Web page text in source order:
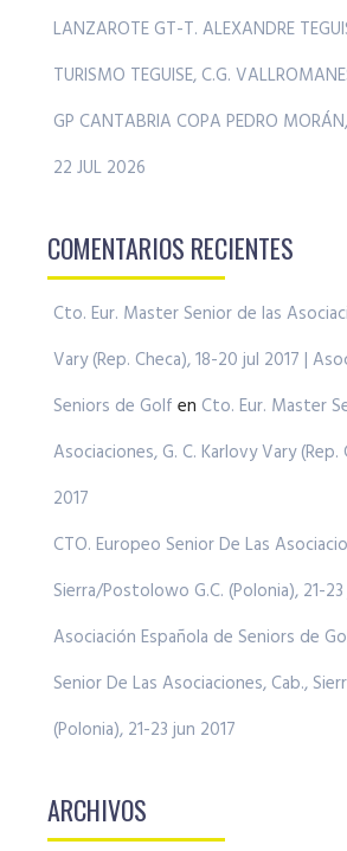
LANZAROTE GT-T. ALEXANDRE
TURISMO TEGUISE, C.G.
GP CANTABRIA COPA PEDRO
22 JUL 2026
COMENTARIOS RECIENTES
Cto. Eur. Master Senior de las
Vary (Rep. Checa), 18-20 jul 2017 |
Seniors de Golf en Cto. Eur. Master
Asociaciones, G. C. Karlovy Vary (Rep.
2017
CTO. Europeo Senior De Las
Sierra/Postolowo G.C. (Polonia), 21-
Asociación Española de Seniors de
Senior De Las Asociaciones, Cab.,
(Polonia), 21-23 jun 2017
ARCHIVOS